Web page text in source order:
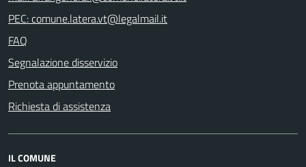
PEC: comune.latera.vt@legalmail.it
FAQ
Segnalazione disservizio
Prenota appuntamento
Richiesta di assistenza
IL COMUNE